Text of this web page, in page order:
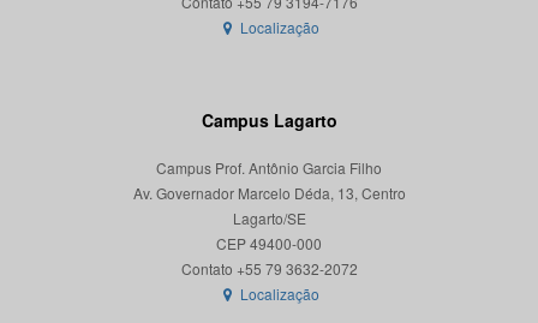
Localização
Campus Lagarto
Campus Prof. Antônio Garcia Filho
Av. Governador Marcelo Déda, 13, Centro
Lagarto/SE
CEP 49400-000
Localização